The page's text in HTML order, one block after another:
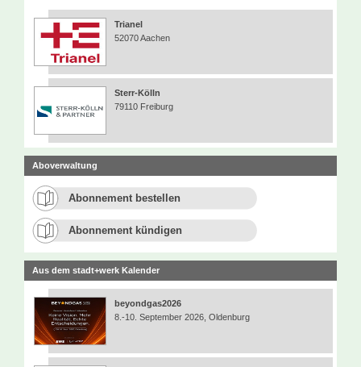
Trianel
52070 Aachen
Sterr-Kölln
79110 Freiburg
Aboverwaltung
Abonnement bestellen
Abonnement kündigen
Aus dem stadt+werk Kalender
beyondgas2026
8.-10. September 2026, Oldenburg